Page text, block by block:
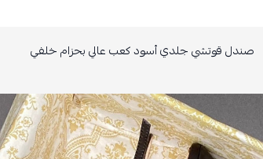
صندل قوتشي جلدي أسود كعب عالي بحزام خلفي